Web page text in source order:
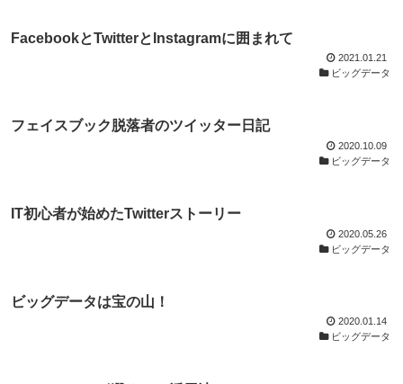
FacebookとTwitterとInstagramに囲まれて
2021.01.21
ビッグデータ
フェイスブック脱落者のツイッター日記
2020.10.09
ビッグデータ
IT初心者が始めたTwitterストーリー
2020.05.26
ビッグデータ
ビッグデータは宝の山！
2020.01.14
ビッグデータ